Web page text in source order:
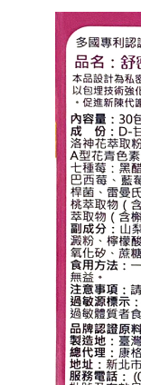
AFTEE先享後付
【關於「AFTEE先享後
AFTEE先享後付是「在
便利好安心！
１．簡單：不需註冊會
２．便利：只要手機號
３．安心：先確認商品
【「AFTEE先享後付」
１．於結帳方式選擇「
結帳頁面，進行簡訊認
２．訂單成立數日內，
３．收到繳費通知簡訊
ATM／網路銀行／等多
※ 請注意：結帳手續完
購買商品的店家。未經
後付繳納相關費用。
※ 交易是否成功請以「
是否繳費成功／繳費後
客戶支援中心」https://
ATM付款
運送方式
全家取貨付款
每筆NT$70，滿
7-11取貨付款
每筆NT$70，滿
每筆NT$80，滿
付款後門市自取